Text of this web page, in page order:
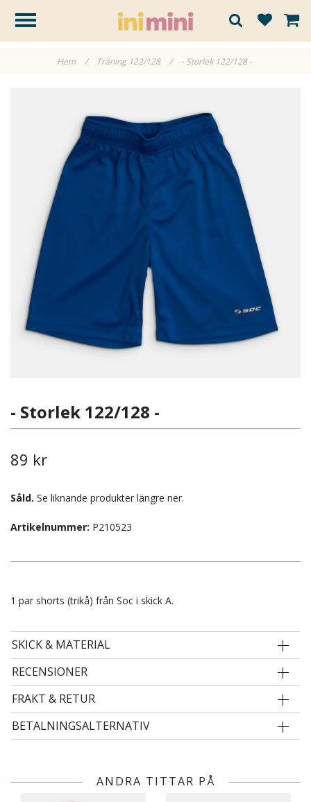
Hem / Träning 122/128 / - Storlek 122/128 -
- Storlek 122/128 -
89 kr
Såld. Se liknande produkter längre ner.
Artikelnummer: P210523
1 par shorts (trikå) från Soc i skick A.
SKICK & MATERIAL
RECENSIONER
FRAKT & RETUR
BETALNINGSALTERNATIV
ANDRA TITTAR PÅ